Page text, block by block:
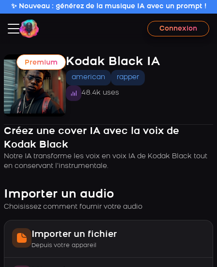
✨ Nouveau : générez de la musique IA avec un prompt !
Connexion
Premium Kodak Black IA
american rapper
48.4k uses
Créez une cover IA avec la voix de
Kodak Black
Notre IA transforme les voix en voix IA de Kodak Black tout
en conservant l’instrumentale.
Importer un audio
Choisissez comment fournir votre audio
Importer un fichier
Depuis votre appareil